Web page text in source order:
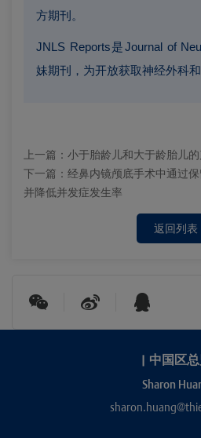
方期刊。
JNLS Reports是Journal of
妹期刊，为开放获取神经外科
上一篇： 小于胎龄儿和大于龄胎儿
下一篇： 经鼻内镜颅底手术中通过
并降低并发症发生率
返回列表
| 中国区
Sharon